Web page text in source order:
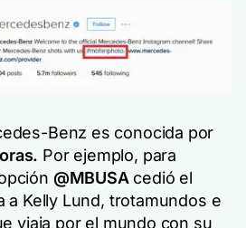
Benz es conocida por
Por ejemplo, para
@MBUSA cedió el
a Kelly Lund, trotamundos e
viaja por el mundo con su